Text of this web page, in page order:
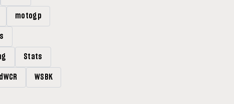
motogp
Stats
WSBK